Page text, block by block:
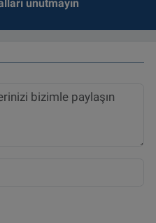
unutmayın